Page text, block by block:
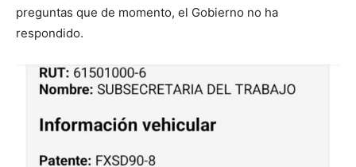
preguntas que de momento, el Gobierno no ha
respondido.